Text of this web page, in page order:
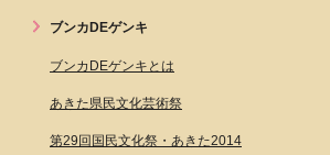
ブンカDEゲンキ
ブンカDEゲンキとは
あきた県民文化芸術祭
第29回国民文化祭・あきた2014